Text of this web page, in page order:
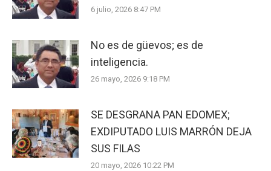
6 julio, 2026 8:47 PM
No es de güevos; es de
inteligencia.
26 mayo, 2026 9:18 PM
SE DESGRANA PAN EDOMEX;
EXDIPUTADO LUIS MARRÓN DEJA
SUS FILAS
20 mayo, 2026 10:22 PM